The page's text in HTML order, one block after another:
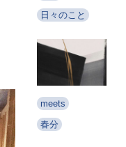
日々のこと
meets
春分